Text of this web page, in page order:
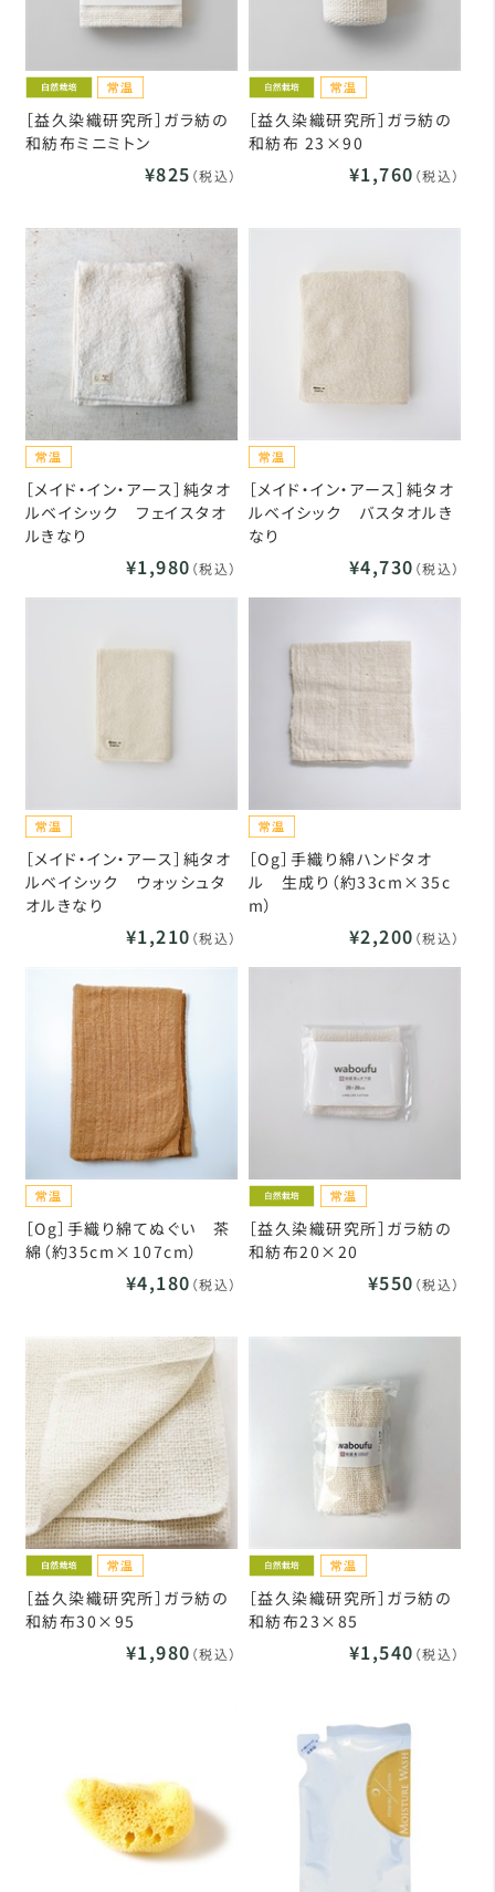
［益久染織研究所］ガラ紡の
和紡布ミニミトン
¥825 （税込）
［益久染織研究所］ガラ紡の
和紡布 23×90
¥1,760 （税込）
［メイド・イン・アース］純タオ
ルベイシック フェイスタオ
ルきなり
¥1,980 （税込）
［メイド・イン・アース］純タオ
ルベイシック バスタオルき
なり
¥4,730 （税込）
［メイド・イン・アース］純タオ
ルベイシック ウォッシュタ
オルきなり
¥1,210 （税込）
［Og］手織り綿ハンドタオ
ル 生成り（約33cm×35c
m）
¥2,200 （税込）
［Og］手織り綿てぬぐい 茶
綿（約35cm×107cm）
¥4,180 （税込）
［益久染織研究所］ガラ紡の
和紡布20×20
¥550 （税込）
［益久染織研究所］ガラ紡の
和紡布30×95
¥1,980 （税込）
［益久染織研究所］ガラ紡の
和紡布23×85
¥1,540 （税込）